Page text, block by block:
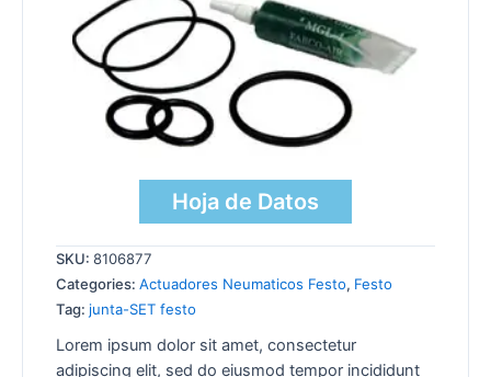
Hoja de Datos
SKU: 8106877
Categories: Actuadores Neumaticos Festo, Festo
Tag: junta-SET festo
Lorem ipsum dolor sit amet, consectetur
adipiscing elit, sed do eiusmod tempor incididunt